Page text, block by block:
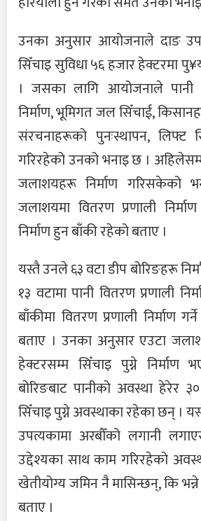
उनका अनुसार आयोजनाले दाङ
सिँचाइ सुविधा ५६ हजार हेक्टरमा
। जसका लागि आयोजनाले पानी
निर्माण, भूमिगत जल सिँचाई,
संरचनाहरूको पुनःस्थापन, लिफ्ट
गरिरहेको उनको भनाइ छ ।
जलाशयहरू निर्माण गरिसकेको
जलाशयमा वितरण प्रणाली
निर्माण हुन बाँकी रहेको बताए ।
यस्तै उनले ६३ वटा डीप बोरिङहरू
१३ वटामा पानी वितरण प्रणाली
बाँकीमा वितरण प्रणाली निर्माण
बताए । उनका अनुसार एउटा
हेक्टरसम्म सिँचाइ पुग्ने
बोरिङबाट पानीको अवस्था हेरेर
सिँचाइ पुग्ने अवस्थाका रहेका छन् ।
उपत्यकामा अरबौँको लगानी
उद्देश्यका साथ काम गरिरहेको
खेतीयोग्य जमिन नै मासिन्छन्, कि
बताए ।